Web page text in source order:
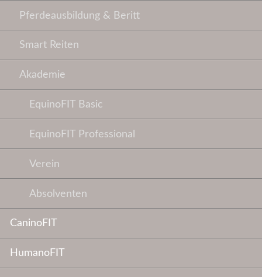
Pferdeausbildung & Beritt
Smart Reiten
Akademie
EquinoFIT Basic
EquinoFIT Professional
Verein
Absolventen
CaninoFIT
HumanoFIT